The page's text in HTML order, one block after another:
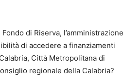
di Riserva, l’amministrazione
di accedere a finanziamenti
Città Metropolitana di
regionale della Calabria?